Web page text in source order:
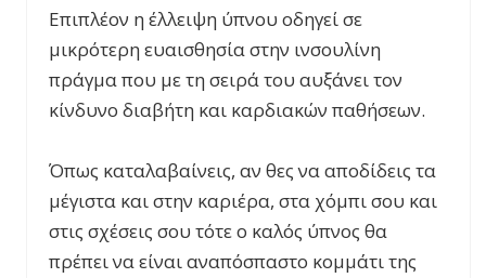
Επιπλέον η έλλειψη ύπνου οδηγεί σε
μικρότερη ευαισθησία στην ινσουλίνη
πράγμα που με τη σειρά του αυξάνει τον
κίνδυνο διαβήτη και καρδιακών παθήσεων.
Όπως καταλαβαίνεις, αν θες να αποδίδεις τα
μέγιστα και στην καριέρα, στα χόμπι σου και
στις σχέσεις σου τότε ο καλός ύπνος θα
πρέπει να είναι αναπόσπαστο κομμάτι της